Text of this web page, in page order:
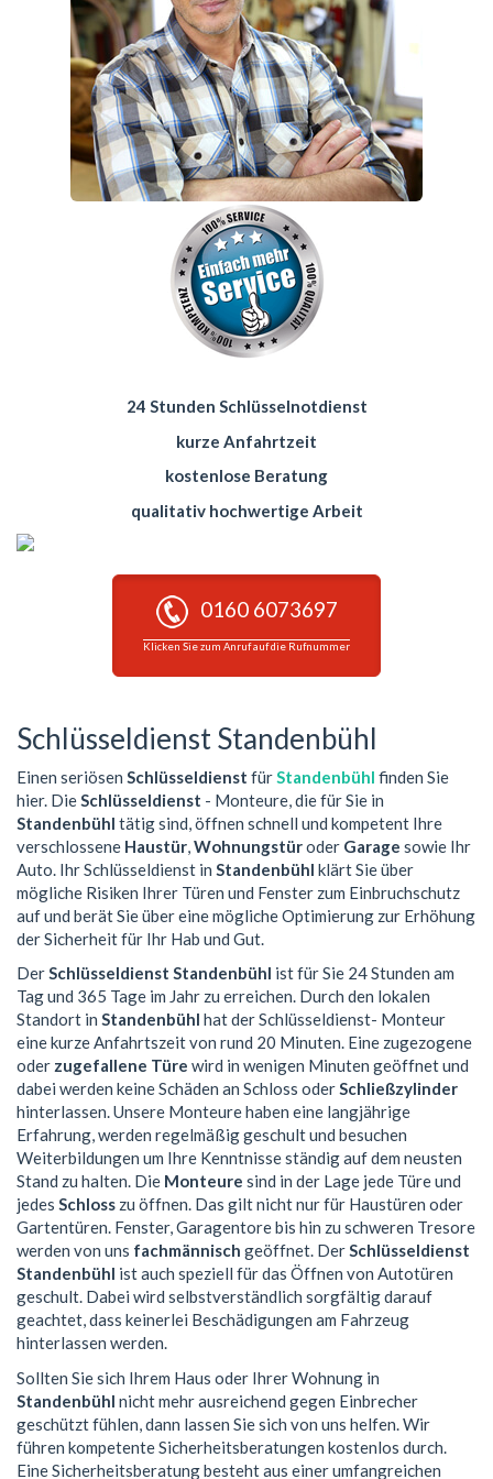
24 Stunden Schlüsselnotdienst
kurze Anfahrtzeit
kostenlose Beratung
qualitativ hochwertige Arbeit
0160 6073697
Klicken Sie zum Anruf auf die Rufnummer
Schlüsseldienst Standenbühl
Einen seriösen Schlüsseldienst fürStandenbühl finden Sie
hier. DieSchlüsseldienst - Monteure, die für Sie in
Standenbühl tätig sind, öffnen schnell und kompetent Ihre
verschlossene Haustür,Wohnungstüroder Garage sowie Ihr
Auto. Ihr Schlüsseldienst in Standenbühl klärt Sie über
mögliche Risiken Ihrer Türen und Fenster zum Einbruchschutz
auf und berät Sie über eine mögliche Optimierung zur Erhöhung
der Sicherheit für Ihr Hab und Gut.
DerSchlüsseldienst Standenbühl ist für Sie 24 Stunden am
Tag und 365 Tage im Jahr zu erreichen. Durch den lokalen
Standort in Standenbühl hat der Schlüsseldienst- Monteur
eine kurze Anfahrtszeit von rund 20 Minuten. Eine zugezogene
oder zugefallene Türe wird in wenigen Minuten geöffnet und
dabei werden keine Schäden an Schloss oderSchließzylinder
hinterlassen. Unsere Monteure haben eine langjährige
Erfahrung, werden regelmäßig geschult und besuchen
Weiterbildungen um Ihre Kenntnisse ständig auf dem neusten
Stand zu halten. Die Monteure sind in der Lage jede Türe und
jedes Schloss zu öffnen. Das gilt nicht nur für Haustüren oder
Gartentüren. Fenster, Garagentore bis hin zu schweren Tresore
werden von uns fachmännisch geöffnet. DerSchlüsseldienst
Standenbühl ist auch speziell für das Öffnen von Autotüren
geschult. Dabei wird selbstverständlich sorgfältig darauf
geachtet, dass keinerlei Beschädigungen am Fahrzeug
hinterlassen werden.
Sollten Sie sich Ihrem Haus oder Ihrer Wohnung in
Standenbühl nicht mehr ausreichend gegen Einbrecher
geschützt fühlen, dann lassen Sie sich von uns helfen. Wir
führen kompetente Sicherheitsberatungen kostenlos durch.
Eine Sicherheitsberatung besteht aus einer umfangreichen